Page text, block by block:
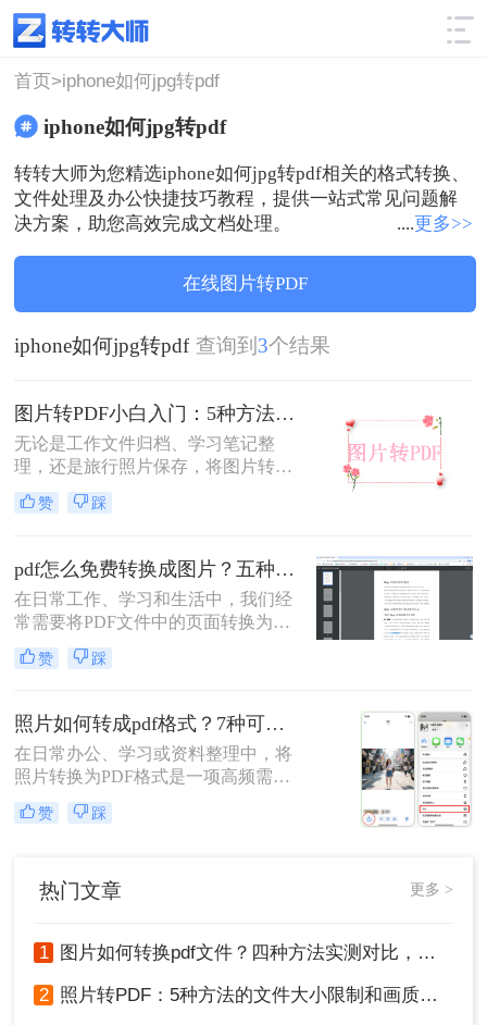
使用技巧 筛选
首页>iphone如何jpg转pdf
iphone如何jpg转pdf
转转大师为您精选iphone如何jpg转pdf相关的格式转换、
文件处理及办公快捷技巧教程，提供一站式常见问题解
决方案，助您高效完成文档处理。
....更多>>
在线图片转PDF
iphone如何jpg转pdf 查询到 3个结果
图片转PDF小白入门：5种方法从最简单到最专业逐步升级！
无论是工作文件归档、学习笔记整
理，还是旅行照片保存，将图片转换
为PDF都能让内容更规范、更易分
享。那么如何图片转pdf呢？本文提供
5种常用方法，3分钟即可学会！
赞 踩
pdf怎么免费转换成图片？五种高效方法详解，总有一款适合你！
在日常工作、学习和生活中，我们经
常需要将PDF文件中的页面转换为图
片格式（如JPG、PNG）。无论是为
了在演示文稿中插入清晰的图表、在
某些平台只支持图片上传的需求，掌
握PDF转图片的技能都至关重要。然
而，面对网络上琳琅满目的转换工
具，如何选择一款免费、安全且高效
的方法成为了许多人的难题。
赞 踩
照片如何转成pdf格式？7种可靠方法详解！
在日常办公、学习或资料整理中，将
照片转换为PDF格式是一项高频需
求。无论是扫描的合同、手写笔记，
还是拍摄的证件、课件，统一的PDF
择高效、安全且无需付费的方法？本
案，涵盖手机、电脑、在线及自动化
方式，帮助您根据场景灵活选用。
赞 踩
热门文章 更多 >
1 图片如何转换pdf文件？四种方法实测对比，附各场景最优选！
2 照片转PDF：5种方法的文件大小限制和画质保留实测！